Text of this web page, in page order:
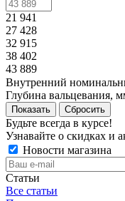
21 941
27 428
32 915
38 402
43 889
Внутренний
Глубина вальцевания,
Сбросить
Будьте всегда в курсе!
Узнавайте о скидках и
Новости магазина
Статьи
Все статьи